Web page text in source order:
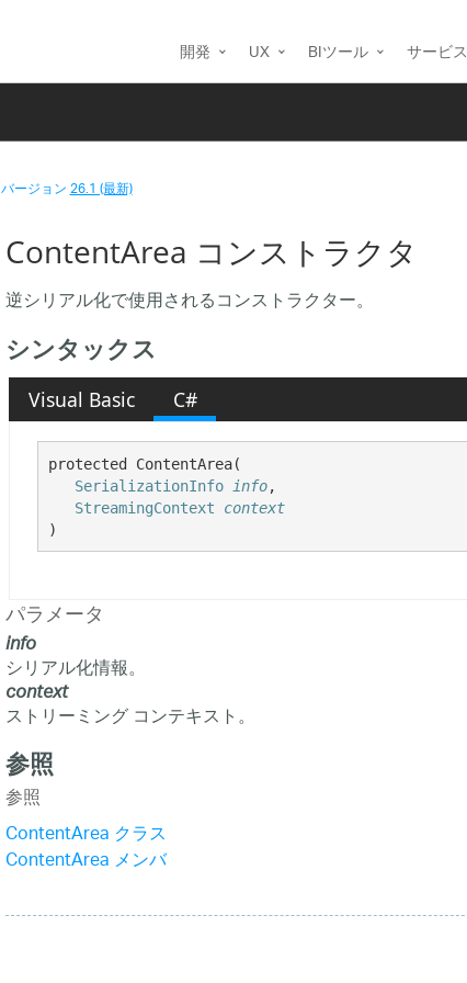
開発 UX BIツール サービス
バージョン26.1 (最新)
ContentArea コンストラクタ
逆シリアル化で使用されるコンストラクター。
シンタックス
Visual Basic C#
protected ContentArea(
SerializationInfo
info,
StreamingContext
context
)
パラメータ
info
シリアル化情報。
context
ストリーミング コンテキスト。
参照
参照
ContentArea クラス
ContentArea メンバ